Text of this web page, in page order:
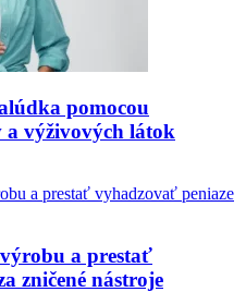
pomocou
výživových látok
a prestať
zničené nástroje